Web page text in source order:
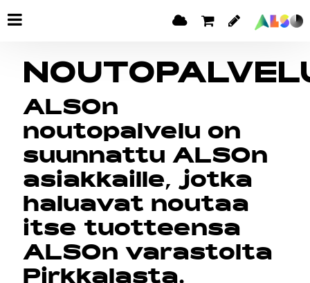
ALSOn
noutopalvelu on
suunnattu ALSOn
asiakkaille, jotka
haluavat noutaa
itse tuotteensa
ALSOn varastolta
Pirkkalasta.